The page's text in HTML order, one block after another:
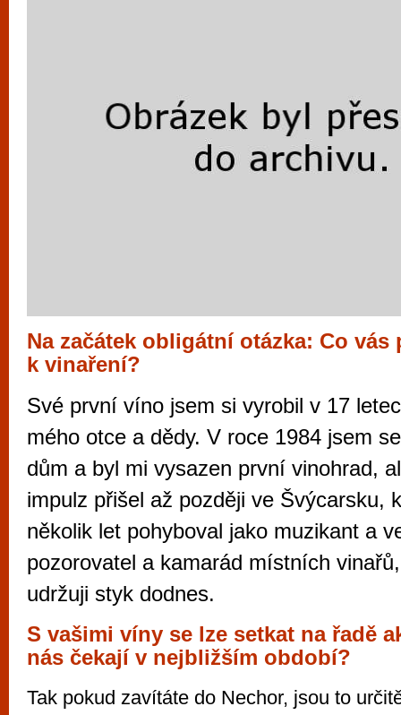
Na začátek obligátní otázka: Co vás
k vinaření?
Své první víno jsem si vyrobil v 17
mého otce a dědy. V roce 1984 jsem
dům a byl mi vysazen první vinohrad,
impulz přišel až později ve Švýcarsku,
několik let pohyboval jako muzikant a
pozorovatel a kamarád místních
udržuji styk dodnes.
S vašimi víny se lze setkat na řadě
nás čekají v nejbližším období?
Tak pokud zavítáte do Nechor, jsou to